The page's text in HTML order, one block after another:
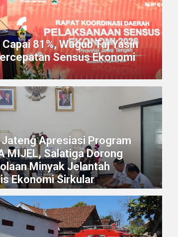
81%, Wagub Taj Yasin
Sensus Ekonomi
Jateng Apresiasi Program
MIJEL, Salatiga Dorong
Minyak Jelantah
Ekonomi Sirkular